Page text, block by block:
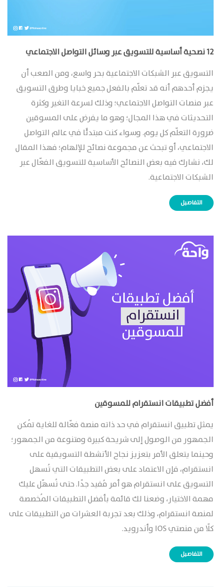
12 نصحية أساسية للتسويق عبر وسائل التواصل الاجتماعي
التسويق عبر الشبكات الاجتماعية بحر واسع، ومن الصعب أن
يجزم أحدهم أنه قد تعلّم بالفعل جميع خبايا وطرق التسويق
عبر منصات التواصل الاجتماعي؛ وذلك لسرعة التغير وكثرة
التحديثات في هذا المجال؛ وهو ما يفرض على المسوقين
ضرورة التعلّم كل يوم. وسواء كنت مبتدئًا في عالم التواصل
الاجتماعي، أو تبحث عن مجموعة نصائح للإلهام؛ فهذا المقال
لك، نشارك فيه بعض النصائح الأساسية للتسويق الفعّال عبر
الشبكات الاجتماعية.
التفاصيل
أفضل تطبيقات انستقرام للمسوقين
يمثل تطبيق انستقرام في حد ذاته منصة فعّالة للغاية تُمكن
الجمهور من الوصول إلى شريحة كبيرة ومتنوعة من الجمهور؛
وحينما يتعلق الأمر بتعزيز نجاح الأنشطة التسويقية على
انستقرام، فإن الاعتماد على بعض التطبيقات التي تُسهل
التسويق على انستقرام هو أمر مُفيد جدًا. حتى نُسهّل عليك
مهمة الاختيار، وضعنا لك قائمة بأفضل التطبيقات المُخصصة
لمنصة انستقرام، وذلك بعد تجربة العشرات من التطبيقات على
كلًا من منصتي IOS وأندرويد.
التفاصيل